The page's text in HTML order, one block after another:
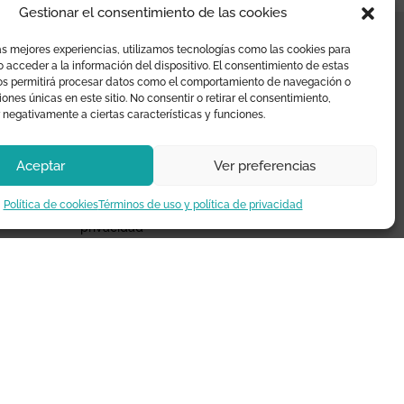
Gestionar el consentimiento de las cookies
mejores experiencias, utilizamos tecnologías como las cookies para
acceder a la información del dispositivo. El consentimiento de estas
permitirá procesar datos como el comportamiento de navegación o
únicas en este sitio. No consentir o retirar el consentimiento,
a ciertas características y funciones.
Aceptar Ver preferencias
Política de cookiesTérminos de uso y política de privacidad
¿TE AYUDAMOS?
Seguimiento de envíos
Pago seguro
Términos de uso y política de
privacidad